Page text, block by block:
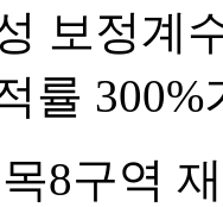
보정계
률 300%
8구역